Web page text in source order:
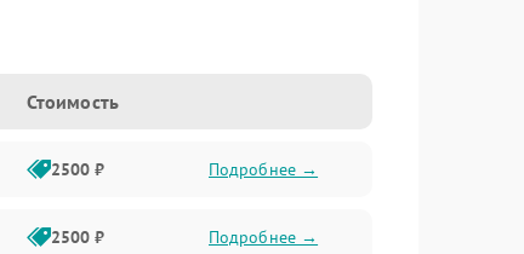
Стоимость
2500 ₽ Подробнее →
2500 ₽ Подробнее →